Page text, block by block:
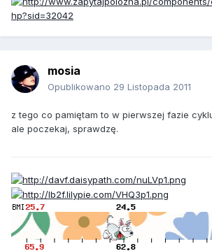
mosia
Opublikowano 29 Listopada 2011
z tego co pamiętam to w pierwszej fazie
ale poczekaj, sprawdzę.